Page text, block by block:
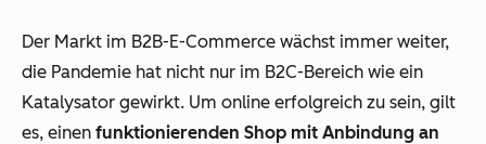
Der Markt im B2B-E-Commerce wächst immer weiter,
die Pandemie hat nicht nur im B2C-Bereich wie ein
Katalysator gewirkt. Um online erfolgreich zu sein, gilt
es, einen funktionierenden Shop mit Anbindung an